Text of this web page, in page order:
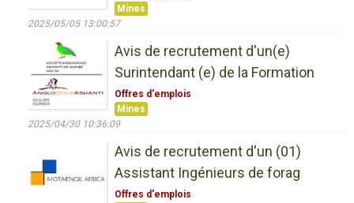
Mines
2025/05/05 13:00:57
Avis de recrutement d'un(e)
Surintendant (e) de la Formation
Offres d'emplois
Mines
2025/04/30 10:36:09
Avis de recrutement d'un (01)
Assistant Ingénieurs de forag
Offres d'emplois